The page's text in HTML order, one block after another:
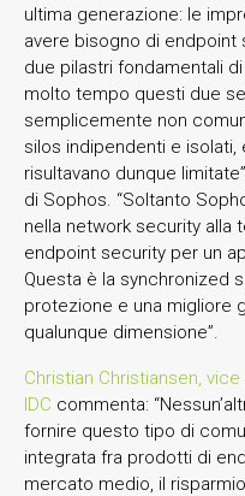
ultima generazione: le
avere bisogno di endpoint
due pilastri fondamentali
molto tempo questi due
semplicemente non
silos indipendenti e
risultavano dunque
di Sophos. “Soltanto
nella network security alla
endpoint security per un
Questa è la synchronized
protezione e una migliore
qualunque dimensione”.
Christian Christiansen,
IDC commenta:
fornire questo tipo di
integrata fra prodotti di
mercato medio, il